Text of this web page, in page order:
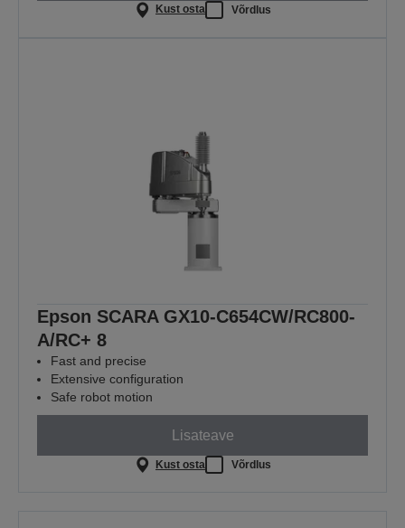
Kust osta Võrdlus
Epson SCARA GX10-C654CW/RC800-
A/RC+ 8
Fast and precise
Extensive configuration
Safe robot motion
Lisateave
Kust osta Võrdlus